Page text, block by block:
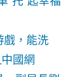
戲，能洗
國網